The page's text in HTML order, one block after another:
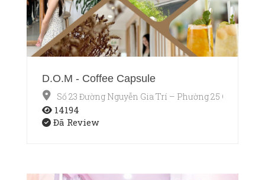
D.O.M - Coffee Capsule
Số 23 Đường Nguyễn Gia Trí – Phường 25 Quận
14194
Đã Review